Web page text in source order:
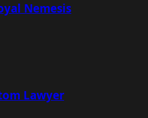
Nemesis
Lawyer